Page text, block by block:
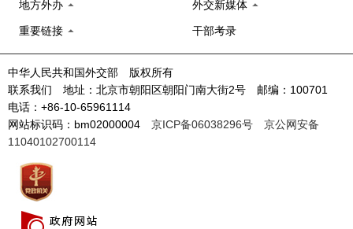
地方外办 外交新媒体
重要链接 干部考录
中华人民共和国外交部 版权所有
联系我们 地址：北京市朝阳区朝阳门南大街2号 邮编：100701
电话：+86-10-65961114
网站标识码：bm02000004 京ICP备06038296号
京公网安备
11040102700114